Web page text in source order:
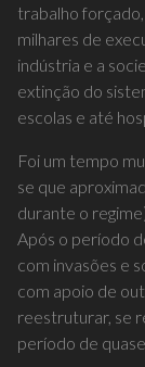
trabalho
milhares de
indústria e a
extinção do
escolas e até
Foi um tempo
se que
durante o
Após o período
com invasões e
com apoio de
reestruturar, se
período de